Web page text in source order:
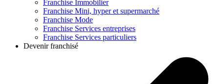
Franchise Immobilier
Franchise Mini, hyper et supermarché
Franchise Mode
Franchise Services entreprises
Franchise Services particuliers
Devenir franchisé